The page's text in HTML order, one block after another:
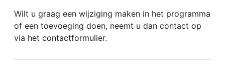
Wilt u graag een wijziging maken in het programma
of een toevoeging doen, neemt u dan contact op
via het contactformulier.